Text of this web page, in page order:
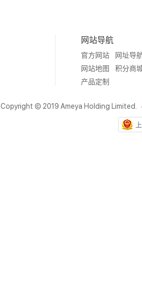
网站导航
官方网站
网址导
网站地图
积分商
产品定制
Copyright © 2019 Ameya Holding Limited.